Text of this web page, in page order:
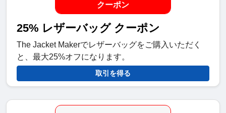
クーポン
25% レザーバッグ クーポン
The Jacket Makerでレザーバッグをご購入いただく
と、最大25%オフになります。
取引を得る